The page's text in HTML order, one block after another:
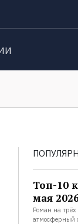
Топ-10
мая
Роман на трёх
атмосферный